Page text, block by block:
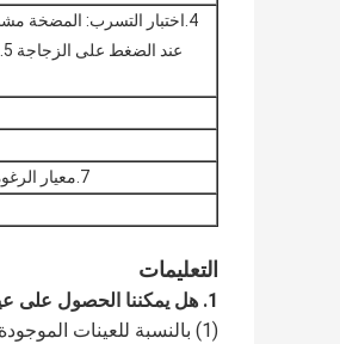
4. اختبار التسرب: المضخة
7. معيار
التعليمات
1. هل يمكننا الحصول على عينات مجانية؟
(1) بالنسبة للعينات